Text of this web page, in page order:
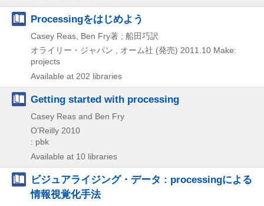
Processingをはじめよう
Casey Reas, Ben Fry著 ; 船田巧訳
オライリー・ジャパン , オーム社 (発売) 2011.10 Make:
projects
Available at 202 libraries
Getting started with processing
Casey Reas and Ben Fry
O'Reilly 2010
: pbk
Available at 10 libraries
ビジュアライジング・データ : processingによる
情報視覚化手法